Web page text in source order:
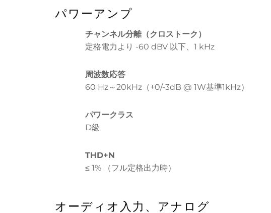
パワーアンプ
チャンネル分離（クロストーク）
定格電力より -60 dBV 以下、1 kHz
周波数応答
60 Hz～20kHz（+0/-3dB @ 1W基準1kHz）
パワークラス
D級
THD+N
≤ 1% （フル定格出力時）
オーディオ入力、アナログ